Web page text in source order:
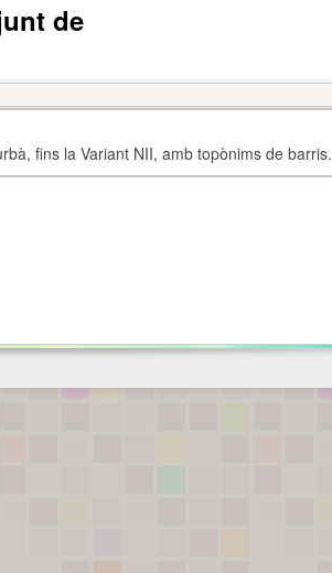
de
fins la Variant NII, amb topònims de barris.